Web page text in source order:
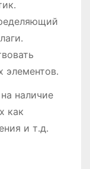
наличие
как
и т․д․